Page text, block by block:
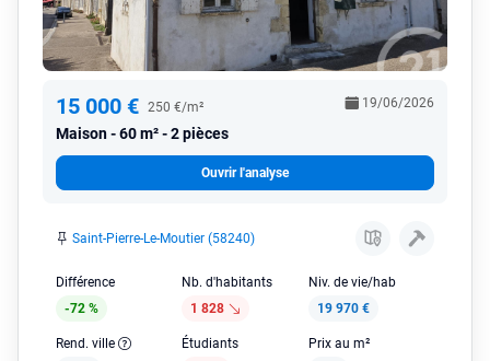
15 000 € 250 €/m²
Maison 60 m² - 2 pièces
19/06/2026
Ouvrir l'analyse
Saint-Pierre-Le-Moutier (58240)
Différence
-72 %
Nb. d'habitants
1 828
Niv. de vie/hab
19 970 €
Rend. ville
Étudiants
Prix au m²